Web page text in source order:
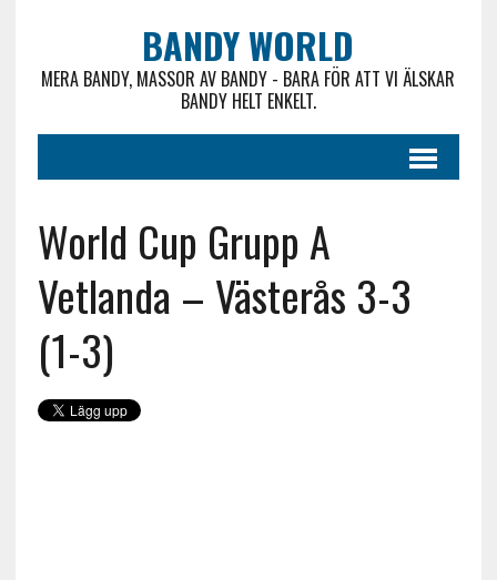
BANDY WORLD
MERA BANDY, MASSOR AV BANDY - BARA FÖR ATT VI ÄLSKAR
BANDY HELT ENKELT.
World Cup Grupp A
Vetlanda – Västerås 3-3
(1-3)